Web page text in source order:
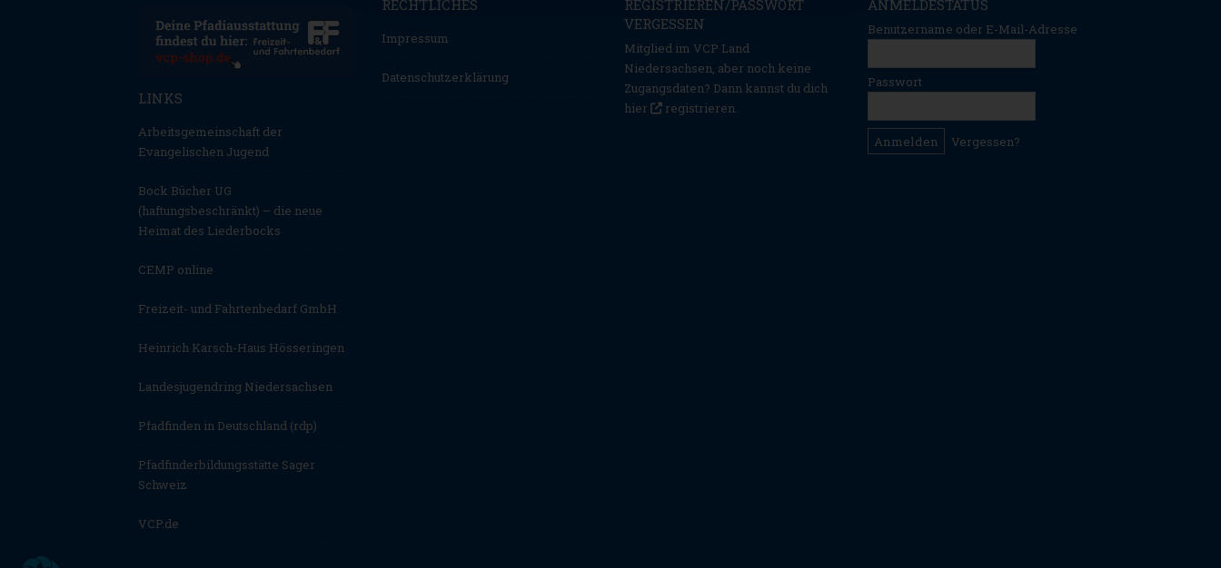
LINKS
Arbeitsgemeinschaft der
Evangelischen Jugend
Bock Bücher UG
(haftungsbeschränkt) – die neue
Heimat des Liederbocks
CEMP online
Freizeit- und Fahrtenbedarf GmbH
Heinrich Karsch-Haus Hösseringen
Landesjugendring Niedersachsen
Pfadfinden in Deutschland (rdp)
Pfadfinderbildungsstätte Sager
Schweiz
VCP.de
RECHTLICHES
Impressum
Datenschutzerklärung
REGISTRIEREN/PASSWORT
VERGESSEN
Mitglied im VCP Land
Niedersachsen, aber noch keine
Zugangsdaten? Dann kannst du dich
hier
registrieren.
ANMELDESTATUS
Benutzername oder E-Mail-Adresse
Passwort
Vergessen?